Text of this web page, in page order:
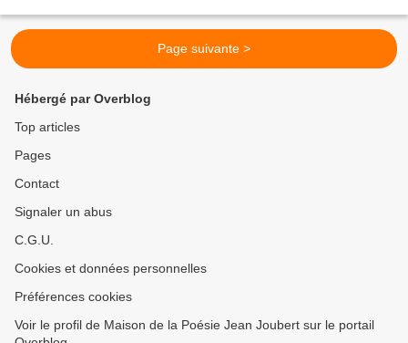
Page suivante >
Hébergé par Overblog
Top articles
Pages
Contact
Signaler un abus
C.G.U.
Cookies et données personnelles
Préférences cookies
Voir le profil de Maison de la Poésie Jean Joubert sur le portail